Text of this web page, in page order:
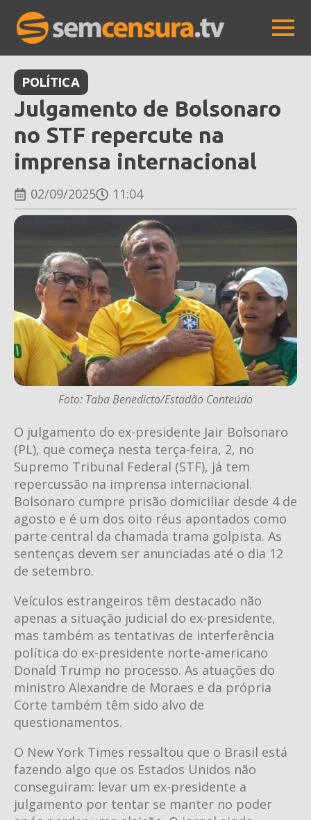
POLÍTICA
Julgamento de Bolsonaro
no STF repercute na
imprensa internacional
02/09/2025 11:04
Foto: Taba Benedicto/Estadão Conteúdo
O julgamento do ex-presidente Jair Bolsonaro
(PL), que começa nesta terça-feira, 2, no
Supremo Tribunal Federal (STF), já tem
repercussão na imprensa internacional.
Bolsonaro cumpre prisão domiciliar desde 4 de
agosto e é um dos oito réus apontados como
parte central da chamada trama golpista. As
sentenças devem ser anunciadas até o dia 12
de setembro.
Veículos estrangeiros têm destacado não
apenas a situação judicial do ex-presidente,
mas também as tentativas de interferência
política do ex-presidente norte-americano
Donald Trump no processo. As atuações do
ministro Alexandre de Moraes e da própria
Corte também têm sido alvo de
questionamentos.
O New York Times ressaltou que o Brasil está
fazendo algo que os Estados Unidos não
conseguiram: levar um ex-presidente a
julgamento por tentar se manter no poder